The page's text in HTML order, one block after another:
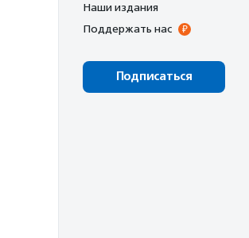
Наши издания
Поддержать нас
Подписаться